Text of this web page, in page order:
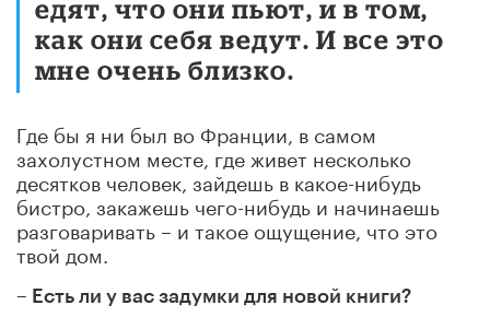
едят, что они пьют, и в том,
как они себя ведут. И все это
мне очень близко.
Где бы я ни был во Франции, в самом
захолустном месте, где живет несколько
десятков человек, зайдешь в какое-нибудь
бистро, закажешь чего-нибудь и начинаешь
разговаривать – и такое ощущение, что это
твой дом.
– Есть ли у вас задумки для новой книги?